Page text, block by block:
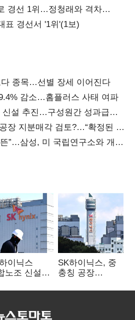
경선 1위…정청래와 격차
표 경선서 '1위'(1보)
종목…선별 장세 이어진다
감소…홈플러스 사태 여파
신설 추진…구성원간 성과급
장 지분매각 검토?…“확정된 바
”…삼성, 미 국립연구소와 개발
이닉스
노조 신설
급 불만 확산
SK하이닉스, 중
충칭 공장
검토?…“확정된